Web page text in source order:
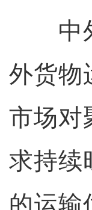
中外
外货物
市场对
求持续
的运